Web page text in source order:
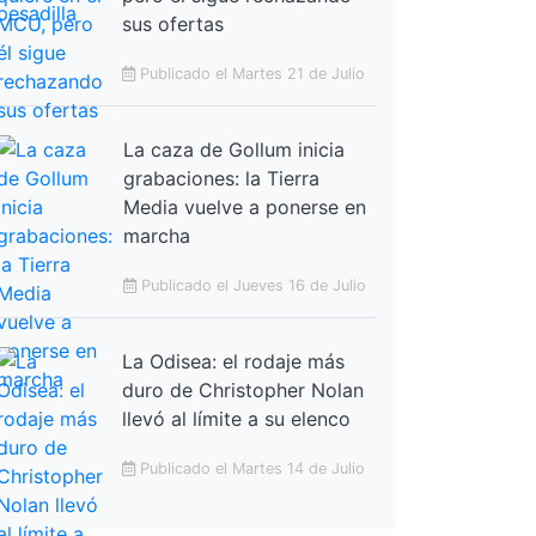
sus ofertas
Publicado el Martes 21 de Julio
La caza de Gollum inicia
grabaciones: la Tierra
Media vuelve a ponerse en
marcha
Publicado el Jueves 16 de Julio
La Odisea: el rodaje más
duro de Christopher Nolan
llevó al límite a su elenco
Publicado el Martes 14 de Julio